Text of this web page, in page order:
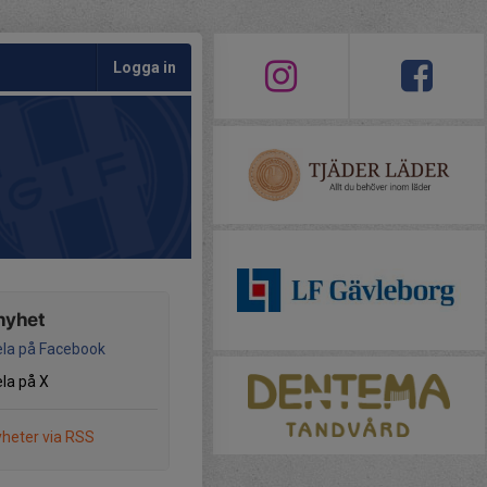
Logga in
på Facebook
på X
via RSS